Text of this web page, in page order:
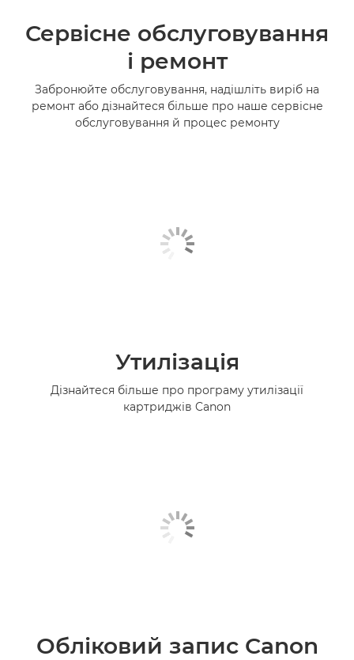
Сервісне обслуговування
і ремонт
Забронюйте обслуговування, надішліть виріб на
ремонт або дізнайтеся більше про наше сервісне
обслуговування й процес ремонту
Утилізація
Дізнайтеся більше про програму утилізації
картриджів Canon
Обліковий запис Canon